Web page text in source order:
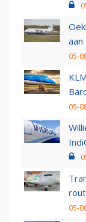
aan
05-
05-
05-